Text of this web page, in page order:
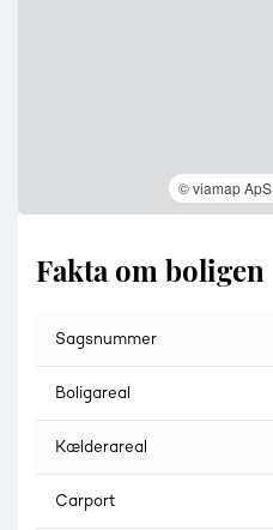
© viamap ApS
Fakta om boligen
Sagsnummer
Boligareal
Kælderareal
Carport